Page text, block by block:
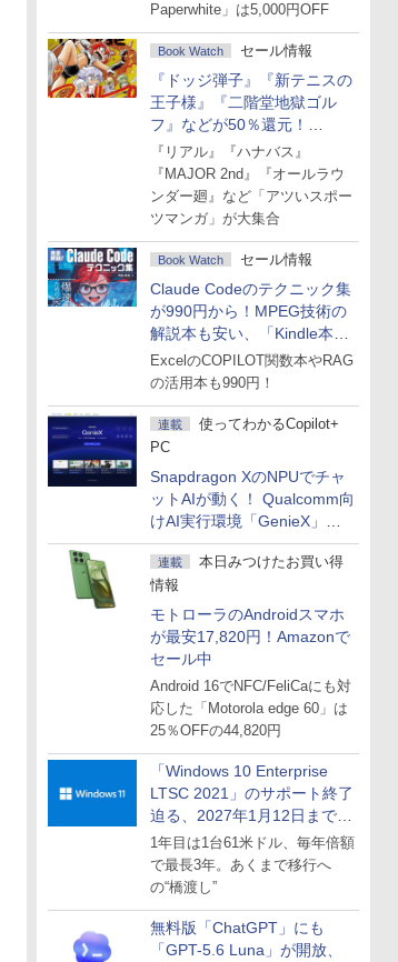
Paperwhite」は5,000円OFF
Book Watch セール情報
『ドッジ弾子』『新テニスの
王子様』『二階堂地獄ゴル
フ』などが50％還元！
Amazonマンガ週末セール
『リアル』『ハナバス』
『MAJOR 2nd』『オールラウ
ンダー廻』など「アツいスポー
ツマンガ」が大集合
Book Watch セール情報
Claude Codeのテクニック集
が990円から！MPEG技術の
解説本も安い、「Kindle本サ
マーセール」第2弾開始！
ExcelのCOPILOT関数本やRAG
の活用本も990円！
連載
使ってわかるCopilot+
PC
Snapdragon XのNPUでチャ
ットAIが動く！ Qualcomm向
けAI実行環境「GenieX」を
試してみた
連載
本日みつけたお買い得
情報
モトローラのAndroidスマホ
が最安17,820円！Amazonで
セール中
Android 16でNFC/FeliCaにも対
応した「Motorola edge 60」は
25％OFFの44,820円
「Windows 10 Enterprise
LTSC 2021」のサポート終了
迫る、2027年1月12日まで
～ESUは9月1日から販売
1年目は1台61米ドル、毎年倍額
で最長3年。あくまで移行へ
の“橋渡し”
無料版「ChatGPT」にも
「GPT-5.6 Luna」が開放、